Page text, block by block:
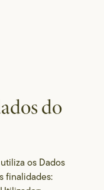
do
os Dados
finalidades: